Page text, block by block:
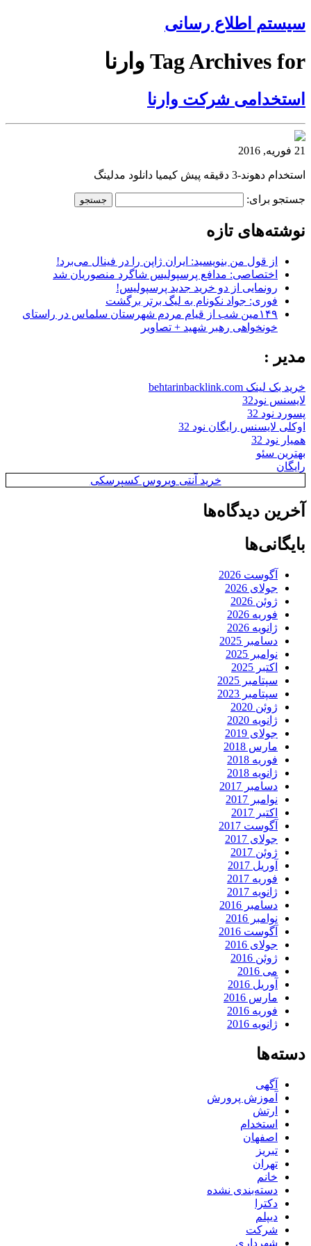
سیستم اطلاع رسانی
Tag Archives for وارنا
استخدامی شرکت وارنا
21 فوریه, 2016
استخدام دهوند-3 دقیقه پیش کیمیا دانلود مدلینگ
جستجو برای:
نوشته‌های تازه
از قول من بنویسید: ایران ژاپن را در فینال می‌برد!
اختصاصی: مدافع پرسپولیس شاگرد منصوریان شد
رونمایی از دو خرید جدید پرسپولیس!
فوری: جواد نکونام به لیگ برتر برگشت
۱۴۹مین شب از قیام مردم شهرستان سلماس در راستای
خونخواهی رهبر شهید + تصاویر
مدیر :
خرید بک لینک behtarinbacklink.com
لایسنس نود32
پسورد نود 32
اوکلی لایسنس رایگان نود 32
همیار نود 32
بهترین سئو
رایگان
خرید آنتی ویروس کسپرسکی
آخرین دیدگاه‌ها
بایگانی‌ها
آگوست 2026
جولای 2026
ژوئن 2026
فوریه 2026
ژانویه 2026
دسامبر 2025
نوامبر 2025
اکتبر 2025
سپتامبر 2025
سپتامبر 2023
ژوئن 2020
ژانویه 2020
جولای 2019
مارس 2018
فوریه 2018
ژانویه 2018
دسامبر 2017
نوامبر 2017
اکتبر 2017
آگوست 2017
جولای 2017
ژوئن 2017
آوریل 2017
فوریه 2017
ژانویه 2017
دسامبر 2016
نوامبر 2016
آگوست 2016
جولای 2016
ژوئن 2016
می 2016
آوریل 2016
مارس 2016
فوریه 2016
ژانویه 2016
دسته‌ها
آگهی
آموزش پرورش
ارتش
استخدام
اصفهان
تبریز
تهران
خانم
دسته‌بندی نشده
دکترا
دیپلم
شرکت
شهرداری